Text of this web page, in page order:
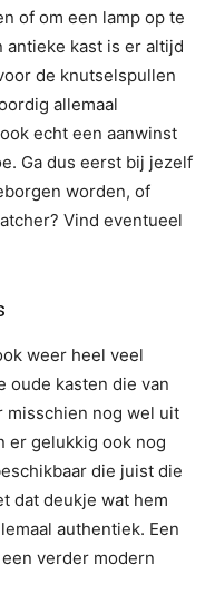
of om een lamp op te
antieke kast is er altijd
de knutselspullen
allemaal
echt een aanwinst
Ga dus eerst bij jezelf
worden, of
Vind eventueel
weer heel veel
oude kasten die van
misschien nog wel uit
er gelukkig ook nog
die juist die
dat deukje wat hem
authentiek. Een
verder modern